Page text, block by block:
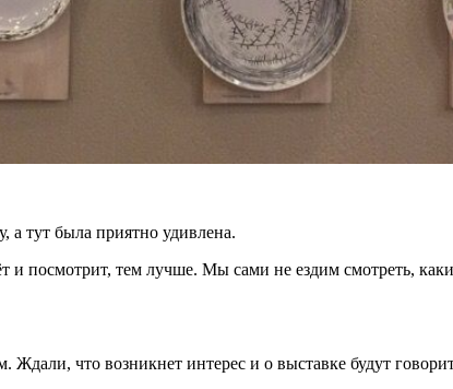
а тут была приятно удивлена.
посмотрит, тем лучше. Мы сами не ездим смотреть,
Ждали, что возникнет интерес и о выставке будут